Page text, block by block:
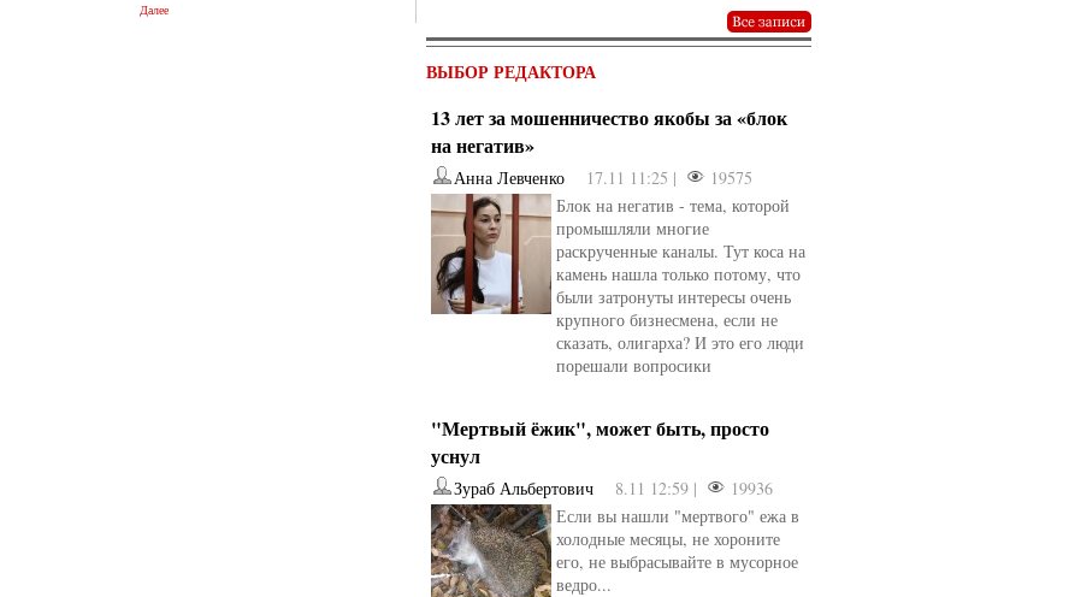
Далее
ВЫБОР РЕДАКТОРА
13 лет за мошенничество якобы за «блок
на негатив»
Анна Левченко 17.11 11:25 |
19575
Блок на негатив - тема, которой
промышляли многие
раскрученные каналы. Тут коса на
камень нашла только потому, что
были затронуты интересы очень
крупного бизнесмена, если не
сказать, олигарха? И это его люди
порешали вопросики
"Мертвый ёжик", может быть, просто
уснул
Зураб Альбертович 8.11 12:59 |
19936
Если вы нашли "мертвого" ежа в
холодные месяцы, не хороните
его, не выбрасывайте в мусорное
ведро...